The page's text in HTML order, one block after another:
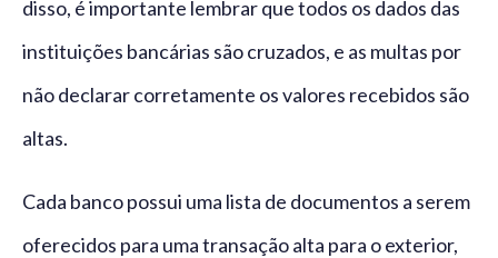
disso, é importante lembrar que todos os dados das
instituições bancárias são cruzados, e as multas por
não declarar corretamente os valores recebidos são
altas.
Cada banco possui uma lista de documentos a serem
oferecidos para uma transação alta para o exterior,